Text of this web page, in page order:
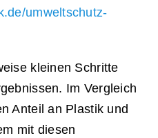
umweltschutz-
kleinen Schritte
Im Vergleich
Anteil an Plastik und
mit diesen